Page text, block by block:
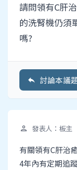
請問領有C肝
的洗腎機仍須
嗎?
reply 討論本議
person 發表人：板主
有關領有C肝治
4年內有定期追